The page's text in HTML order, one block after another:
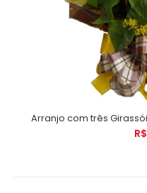
Arranjo com três